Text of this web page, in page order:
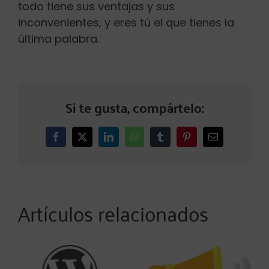
todo tiene sus ventajas y sus
inconvenientes, y eres tú el que tienes la
última palabra.
Si te gusta, compártelo:
Facebook
X LinkedInWhatsAppTumblrPinterestCorreo
electrónico
Artículos relacionados
Actualización
Wifi en tu